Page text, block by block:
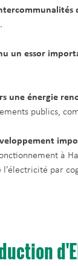
un essor
une énergie
publics,
à
par